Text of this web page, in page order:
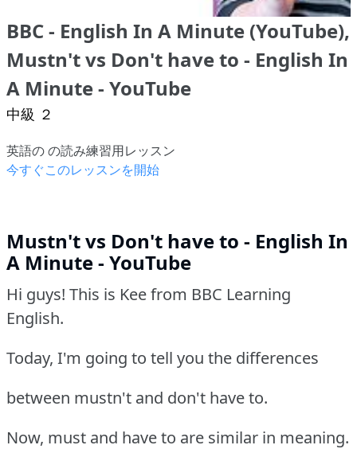
BBC - English In A Minute (YouTube),
Mustn't vs Don't have to - English In
A Minute - YouTube
中級 ２
英語の の読み練習用レッスン
今すぐこのレッスンを開始
Mustn't vs Don't have to - English In
A Minute - YouTube
Hi guys! This is Kee from BBC Learning
English.
Today, I'm going to tell you the differences
between mustn't and don't have to.
Now, must and have to are similar in meaning.